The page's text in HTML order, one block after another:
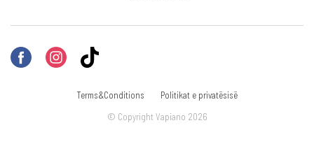
© Copyright Vapiano 2026
Terms&Conditions Politikat e privatësisë